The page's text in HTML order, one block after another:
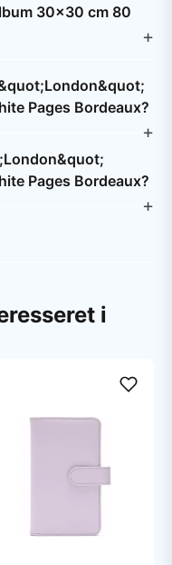
30x30 cm 80
Pages Bordeaux?
Pages Bordeaux?
i